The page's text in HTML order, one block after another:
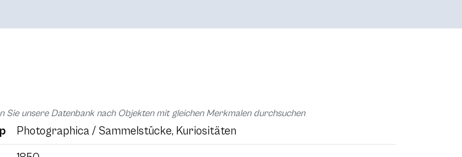
Sie unsere Datenbank nach Objekten mit gleichen Merkmalen durchsuchen
Photographica / Sammelstücke, Kuriositäten